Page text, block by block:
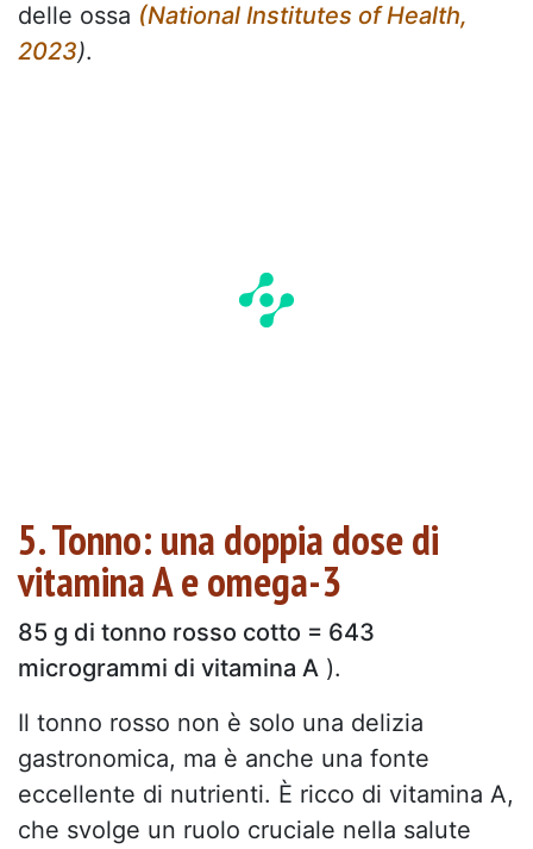
delle ossa (National Institutes of Health,
2023).
5. Tonno: una doppia dose di
vitamina A e omega-3
85 g di tonno rosso cotto = 643
microgrammi di vitamina A ).
Il tonno rosso non è solo una delizia
gastronomica, ma è anche una fonte
eccellente di nutrienti. È ricco di vitamina A,
che svolge un ruolo cruciale nella salute